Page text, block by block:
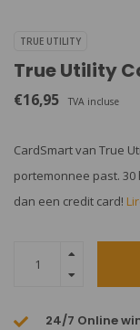
TRUE UTILITY
True Utility
€16,95 TVA incluse
CardSmart van True
portemonnee past.
dan een credit card!
24/7 Online